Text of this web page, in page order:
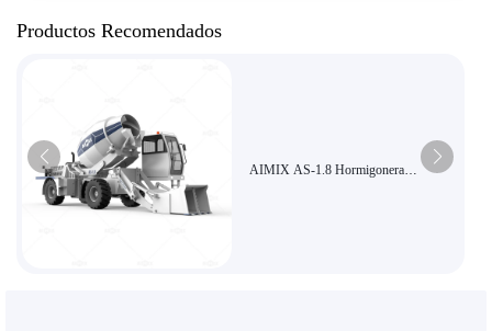
Productos Recomendados
AIMIX AS-1.8 Hormigonera